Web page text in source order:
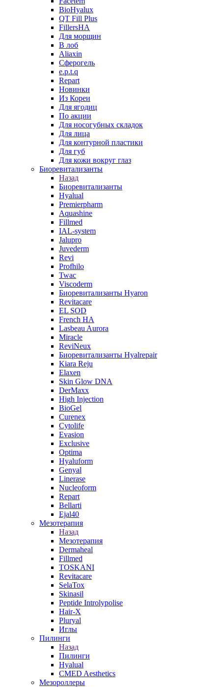
BioHyalux
QT Fill Plus
FillersHA
Для морщин
В лоб
Aliaxin
Сферогель
e.p.t.q
Repart
Новинки
Из Кореи
Для ягодиц
По акции
Для носогубных складок
Для лица
Для контурной пластики
Для губ
Для кожи вокруг глаз
Биоревитализанты
Назад
Биоревитализанты
Hyalual
Premierpharm
Aquashine
Fillmed
IAL-system
Jalupro
Juvederm
Revi
Profhilo
Twac
Viscoderm
Биоревитализанты Hyaron
Revitacare
EL SOD
French HA
Lasbeau Aurora
Miracle
ReviNeux
Биоревитализанты Hyalrepair
Kiara Reju
Elaxen
Skin Glow DNA
DerMaxx
High Injection
BioGel
Curenex
Cytolife
Evasion
Exclusive
Optima
Hyaluform
Genyal
Linerase
Nucleoform
Repart
Bellarti
Ejal40
Мезотерапия
Назад
Мезотерапия
Dermaheal
Fillmed
TOSKANI
Revitacare
SelaTox
Skinasil
Peptide Introlypolise
Hair-X
Pluryal
Иглы
Пилинги
Назад
Пилинги
Hyalual
CMED Aesthetics
Мезороллеры